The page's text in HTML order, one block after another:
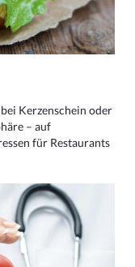
Kerzenschein oder
– auf
für Restaurants